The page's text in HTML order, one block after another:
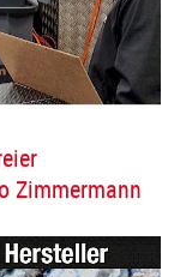
Zimmermann